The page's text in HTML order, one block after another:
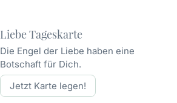
Liebe Tageskarte
Die Engel der Liebe haben eine
Botschaft für Dich.
Jetzt Karte legen!